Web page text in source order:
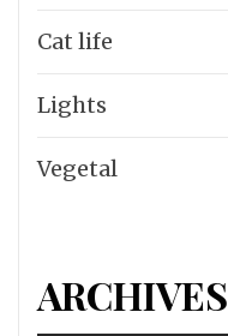
Cat life
Lights
Vegetal
ARCHIVES